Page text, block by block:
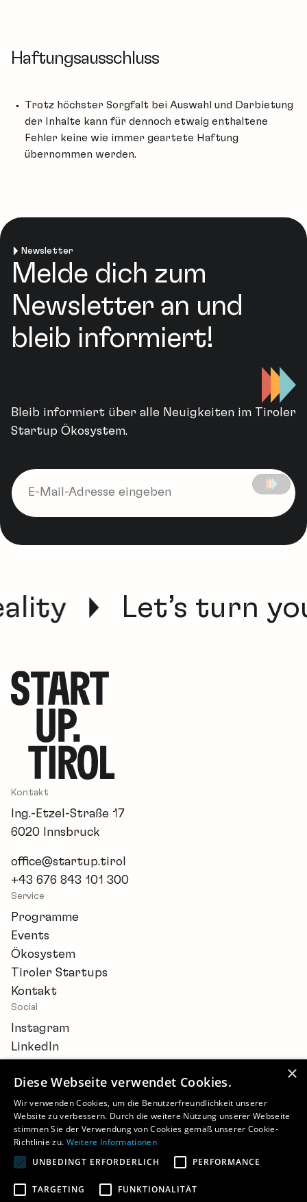
Haftungsausschluss
Trotz höchster Sorgfalt bei Auswahl und Darbietung
der Inhalte kann für dennoch etwaig enthaltene
Fehler keine wie immer geartete Haftung
übernommen werden.
Newsletter
Melde dich zum
Newsletter an und
bleib informiert!
Bleib informiert über alle Neuigkeiten im Tiroler
Startup Ökosystem.
Let’s turn
Kontakt
Ing.-Etzel-Straße 17
6020 Innsbruck
office@startup.tirol
+43 676 843 101 300
Service
Programme
Events
Ökosystem
Tiroler Startups
Kontakt
Social
Instagram
LinkedIn
©2026 - STARTUP.TIROL
Newsletter
Barrierefreiheitserklärung
Impressum
×
Diese Webseite verwendet Cookies.
Wir verwenden Cookies, um die Benutzerfreundlichkeit unserer
Website zu verbessern. Durch die weitere Nutzung unserer Webseite
stimmen Sie der Verwendung von Cookies gemäß unserer Cookie-
Richtlinie zu. Weitere Informationen
UNBEDINGT ERFORDERLICH
PERFORMANCE
TARGETING FUNKTIONALITÄT